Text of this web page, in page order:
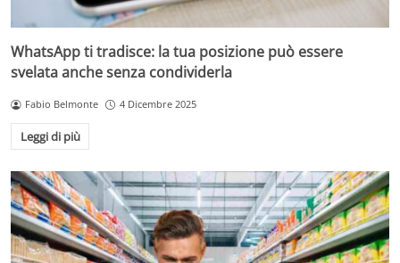
WhatsApp ti tradisce: la tua posizione può essere
svelata anche senza condividerla
Fabio Belmonte 4 Dicembre 2025
Leggi di più